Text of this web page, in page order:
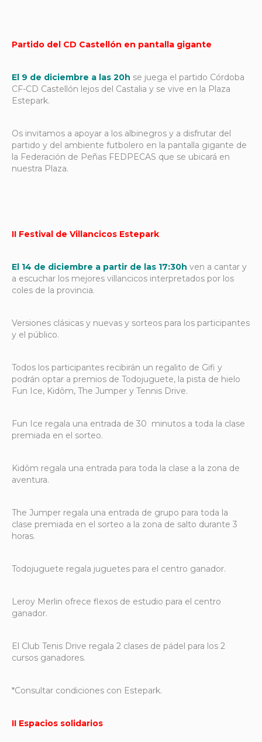
Partido del CD Castellón en pantalla gigante
El 9 de diciembre a las 20h se juega el partido Córdoba
CF-CD Castellón lejos del Castalia y se vive en la Plaza
Estepark.
Os invitamos a apoyar a los albinegros y a disfrutar del
partido y del ambiente futbolero en la pantalla gigante de
la Federación de Peñas FEDPECAS que se ubicará en
nuestra Plaza.
II Festival de Villancicos Estepark
El 14 de diciembre a partir de las 17:30h ven a cantar y
a escuchar los mejores villancicos interpretados por los
coles de la provincia.
Versiones clásicas y nuevas y sorteos para los participantes
y el público.
Todos los participantes recibirán un regalito de Gifi y
podrán optar a premios de Todojuguete, la pista de hielo
Fun Ice, Kidôm, The Jumper y Tennis Drive.
Fun Ice regala una entrada de 30 minutos a toda la clase
premiada en el sorteo.
Kidôm regala una entrada para toda la clase a la zona de
aventura.
The Jumper regala una entrada de grupo para toda la
clase premiada en el sorteo a la zona de salto durante 3
horas.
Todojuguete regala juguetes para el centro ganador.
Leroy Merlin ofrece flexos de estudio para el centro
ganador.
El Club Tenis Drive regala 2 clases de pádel para los 2
cursos ganadores.
*Consultar condiciones con Estepark.
II Espacios solidarios